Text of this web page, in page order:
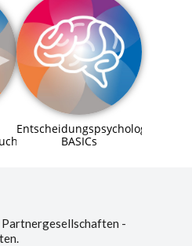
Entscheidungspsychologie
BASICs
Partnergesellschaften -